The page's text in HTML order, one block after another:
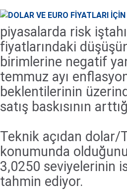
piyasalarda risk
fiyatlarındaki
birimlerine negatif
temmuz ayı
beklentilerinin
satış baskısının
Teknik açıdan dolar/
konumunda
3,0250 seviyelerinin
tahmin ediyor.